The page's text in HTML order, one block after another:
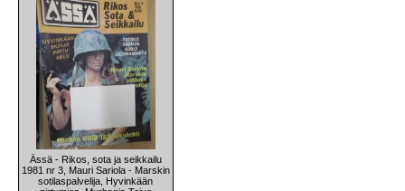
Ässä - Rikos, sota ja seikkailu
1981 nr 3, Mauri Sariola - Marskin
sotilaspalvelija, Hyvinkään